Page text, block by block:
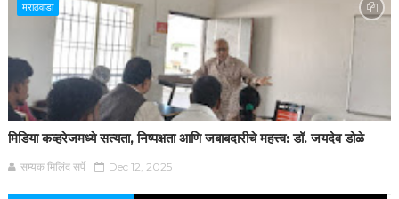
मराठवाडा
मिडिया कव्हरेजमध्ये सत्यता, निष्पक्षता आणि जबाबदारीचे महत्त्व: डॉ. जयदेव डोळे
सम्यक मिलिंद सर्पे Dec 12, 2025